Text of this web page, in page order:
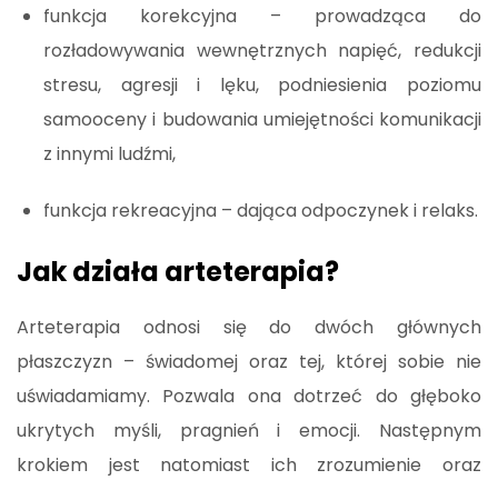
funkcja korekcyjna – prowadząca do
rozładowywania wewnętrznych napięć, redukcji
stresu, agresji i lęku, podniesienia poziomu
samooceny i budowania umiejętności komunikacji
z innymi ludźmi,
funkcja rekreacyjna – dająca odpoczynek i relaks.
Jak działa arteterapia?
Arteterapia odnosi się do dwóch głównych
płaszczyzn – świadomej oraz tej, której sobie nie
uświadamiamy. Pozwala ona dotrzeć do głęboko
ukrytych myśli, pragnień i emocji. Następnym
krokiem jest natomiast ich zrozumienie oraz